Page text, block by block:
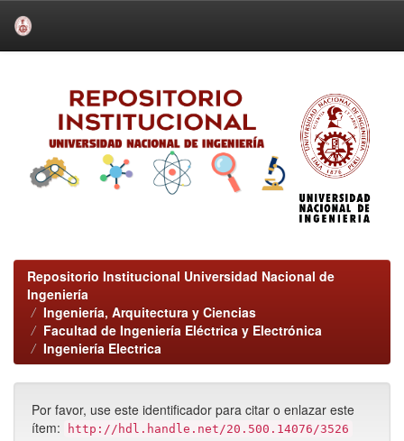
Repositorio Institucional Universidad Nacional de
Ingeniería
Ingeniería, Arquitectura y Ciencias
Facultad de Ingeniería Eléctrica y Electrónica
Ingeniería Electrica
Por favor, use este identificador para citar o enlazar este
ítem:
http://hdl.handle.net/20.500.14076/3526